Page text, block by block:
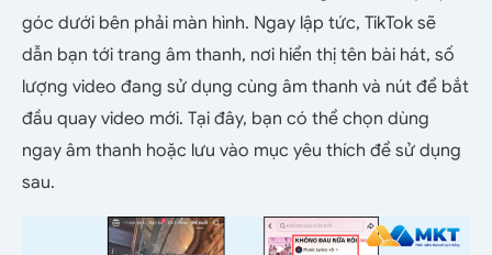
góc dưới bên phải màn hình. Ngay lập tức, TikTok sẽ
dẫn bạn tới trang âm thanh, nơi hiển thị tên bài hát, số
lượng video đang sử dụng cùng âm thanh và nút để bắt
đầu quay video mới. Tại đây, bạn có thể chọn dùng
ngay âm thanh hoặc lưu vào mục yêu thích để sử dụng
sau.